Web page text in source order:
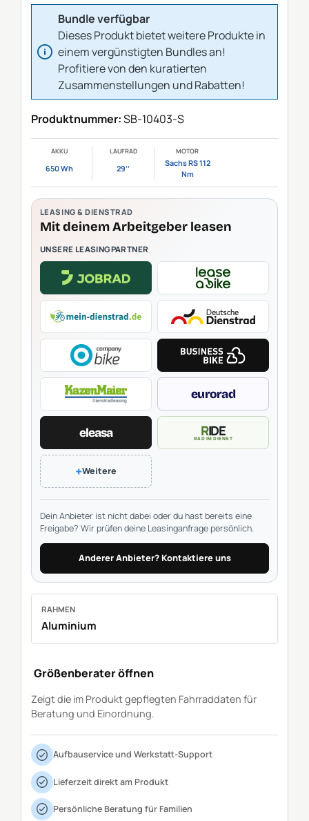
Bundle verfügbar
Dieses Produkt bietet weitere Produkte in
einem vergünstigten Bundles an!
Profitiere von den kuratierten
Zusammenstellungen und Rabatten!
Produktnummer:SB-10403-S
AKKU
650 Wh
LAUFRAD
29‘‘
MOTOR
Sachs RS 112
Nm
LEASING & DIENSTRAD
Mit deinem Arbeitgeber leasen
UNSERE LEASINGPARTNER
eurorad
eleasa RIDE
RAD IM DIENST
+Weitere
Dein Anbieter ist nicht dabei oder du hast bereits eine
Freigabe? Wir prüfen deine Leasinganfrage persönlich.
Anderer Anbieter? Kontaktiere uns
RAHMEN
Aluminium
Größenberater öffnen
Zeigt die im Produkt gepflegten Fahrraddaten für
Beratung und Einordnung.
Aufbauservice und Werkstatt-Support
Lieferzeit direkt am Produkt
Persönliche Beratung für Familien